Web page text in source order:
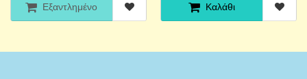
Εξαντλημένο Καλάθι